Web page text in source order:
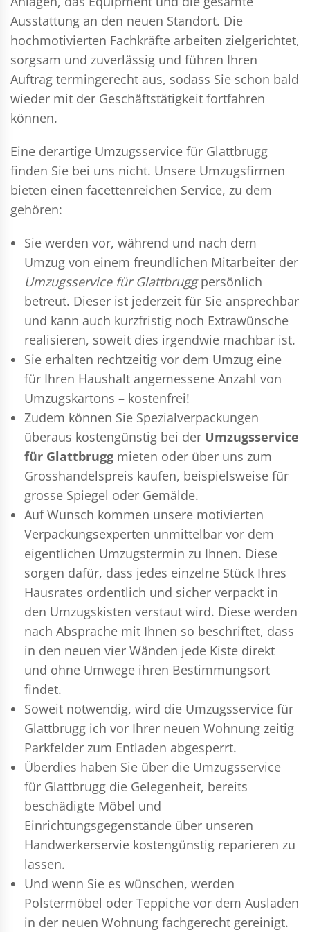
Ausstattung an den neuen Standort. Die
hochmotivierten Fachkräfte arbeiten zielgerichtet,
sorgsam und zuverlässig und führen Ihren
Auftrag termingerecht aus, sodass Sie schon bald
wieder mit der Geschäftstätigkeit fortfahren
können.
Eine derartige Umzugsservice für Glattbrugg
finden Sie bei uns nicht. Unsere Umzugsfirmen
bieten einen facettenreichen Service, zu dem
gehören:
Sie werden vor, während und nach dem
Umzug von einem freundlichen Mitarbeiter der
Umzugsservice für Glattbruggpersönlich
betreut. Dieser ist jederzeit für Sie ansprechbar
und kann auch kurzfristig noch Extrawünsche
realisieren, soweit dies irgendwie machbar ist.
Sie erhalten rechtzeitig vor dem Umzug eine
für Ihren Haushalt angemessene Anzahl von
Umzugskartons – kostenfrei!
Zudem können Sie Spezialverpackungen
überaus kostengünstig bei der Umzugsservice
für Glattbrugg mieten oder über uns zum
Grosshandelspreis kaufen, beispielsweise für
grosse Spiegel oder Gemälde.
Auf Wunsch kommen unsere motivierten
Verpackungsexperten unmittelbar vor dem
eigentlichen Umzugstermin zu Ihnen. Diese
sorgen dafür, dass jedes einzelne Stück Ihres
Hausrates ordentlich und sicher verpackt in
den Umzugskisten verstaut wird. Diese werden
nach Absprache mit Ihnen so beschriftet, dass
in den neuen vier Wänden jede Kiste direkt
und ohne Umwege ihren Bestimmungsort
findet.
Soweit notwendig, wird die Umzugsservice für
Glattbrugg ich vor Ihrer neuen Wohnung zeitig
Parkfelder zum Entladen abgesperrt.
Überdies haben Sie über die Umzugsservice
für Glattbrugg die Gelegenheit, bereits
beschädigte Möbel und
Einrichtungsgegenstände über unseren
Handwerkerservie kostengünstig reparieren zu
lassen.
Und wenn Sie es wünschen, werden
Polstermöbel oder Teppiche vor dem Ausladen
in der neuen Wohnung fachgerecht gereinigt.